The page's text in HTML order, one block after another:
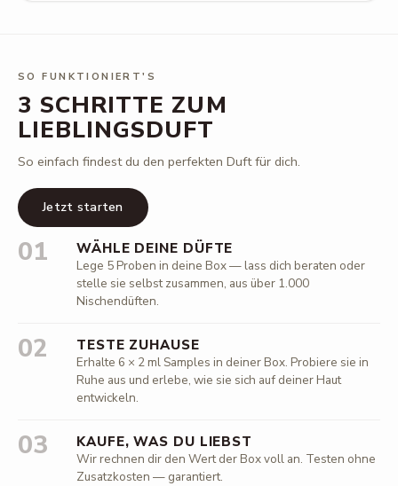
SO FUNKTIONIERT'S
3 SCHRITTE ZUM
LIEBLINGSDUFT
So einfach findest du den perfekten Duft für dich.
Jetzt starten
01 WÄHLE DEINE DÜFTE
Lege 5 Proben in deine Box — lass dich beraten oder
stelle sie selbst zusammen, aus über 1.000
Nischendüften.
02 TESTE ZUHAUSE
Erhalte 6 × 2 ml Samples in deiner Box. Probiere sie in
Ruhe aus und erlebe, wie sie sich auf deiner Haut
entwickeln.
03 KAUFE, WAS DU LIEBST
Wir rechnen dir den Wert der Box voll an. Testen ohne
Zusatzkosten — garantiert.